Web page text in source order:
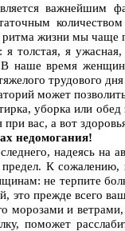
важнейшим
жизни мы чаще
толстая, я
время
трудового
может
уборка или обед
вас, а вот
недомогания!
надеясь на
К сожалению,
не терпите
это прежде всего
и ветрами,
поможет